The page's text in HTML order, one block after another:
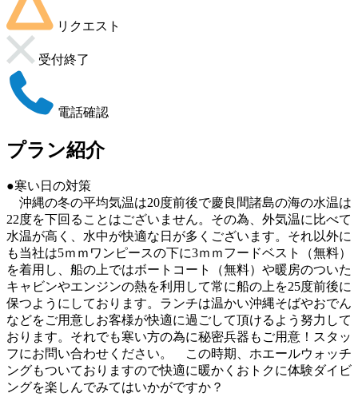
リクエスト
受付終了
電話確認
プラン紹介
●寒い日の対策
沖縄の冬の平均気温は20度前後で慶良間諸島の海の水温は
22度を下回ることはございません。その為、外気温に比べて
水温が高く、水中が快適な日が多くございます。それ以外に
も当社は5ｍｍワンピースの下に3ｍｍフードベスト（無料）
を着用し、船の上ではボートコート（無料）や暖房のついた
キャビンやエンジンの熱を利用して常に船の上を25度前後に
保つようにしております。ランチは温かい沖縄そばやおでん
などをご用意しお客様が快適に過ごして頂けるよう努力して
おります。それでも寒い方の為に秘密兵器もご用意！スタッ
フにお問い合わせください。 この時期、ホエールウォッチ
ングもついておりますので快適に暖かくおトクに体験ダイビ
ングを楽しんでみてはいかがですか？